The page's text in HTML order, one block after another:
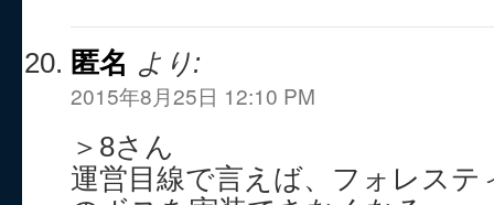
匿名 より:
2015年8月25日 12:10 PM
＞8さん
運営目線で言えば、フォレステ